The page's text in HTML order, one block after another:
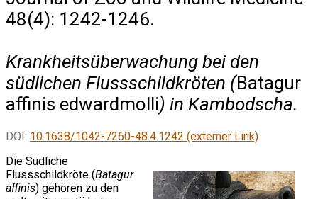
48(4): 1242-1246.
Krankheitsüberwachung bei den
südlichen Flussschildkröten (Batagur
affinis edwardmolli) in Kambodscha.
DOI: 10.1638/1042-7260-48.4.1242 (externer Link)
Die Südliche
Flussschildkröte (Batagur
affinis) gehören zu den